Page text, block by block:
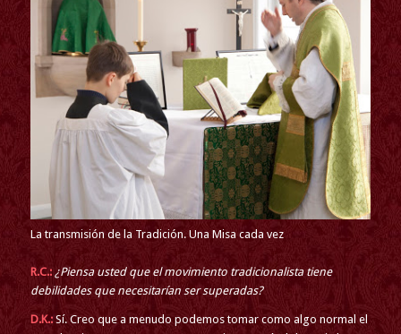
La transmisión de la Tradición. Una Misa cada vez
R.C.: ¿Piensa usted que el movimiento tradicionalista tiene
debilidades que necesitarían ser superadas?
D.K.: Sí. Creo que a menudo podemos tomar como algo normal el